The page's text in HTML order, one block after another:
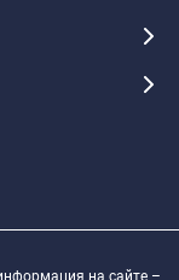
на сайте –